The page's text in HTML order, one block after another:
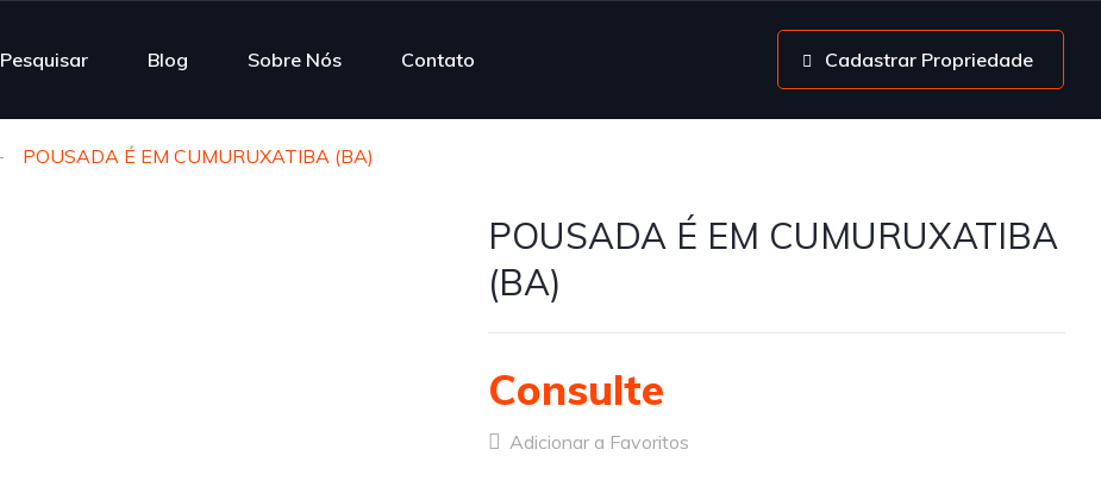
Pesquisar Blog Sobre Nós Contato Cadastrar Propriedade
POUSADA É EM CUMURUXATIBA (BA)
POUSADA É EM CUMURUXATIBA
(BA)
Consulte
Adicionar a Favoritos